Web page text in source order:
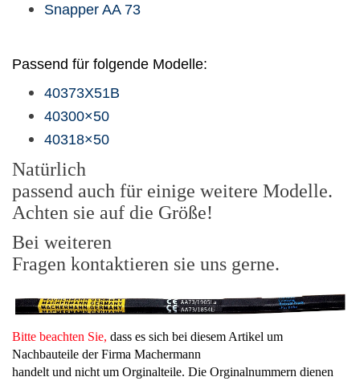
Snapper AA 73
Passend für folgende Modelle:
40373X51B
40300×50
40318×50
Natürlich
passend auch für einige weitere Modelle.
Achten sie auf die Größe!
Bei weiteren
Fragen kontaktieren sie uns gerne.
Bitte beachten Sie, dass es sich bei diesem Artikel um
Nachbauteile der Firma Machermann
handelt und nicht um Orginalteile. Die Orginalnummern dienen